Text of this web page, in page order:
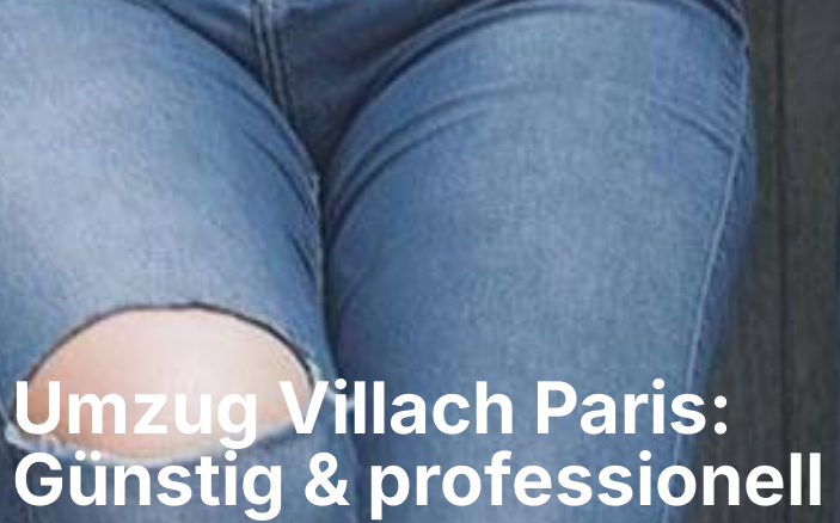
Umzug Villach​ Paris:
Günstig & professionell​